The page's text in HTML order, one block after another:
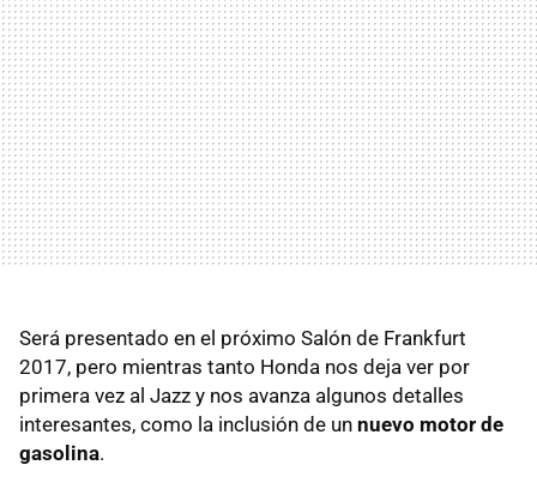
Será presentado en el próximo Salón de Frankfurt
2017, pero mientras tanto Honda nos deja ver por
primera vez al Jazz y nos avanza algunos detalles
interesantes, como la inclusión de un nuevo motor de
gasolina.